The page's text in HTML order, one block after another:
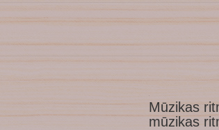
Mūzikas
mūzikas